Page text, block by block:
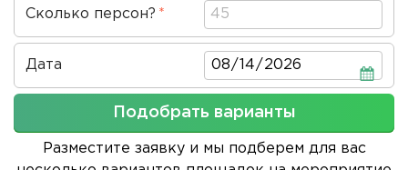
Сколько персон?
Дата Дата
Подобрать варианты
Разместите заявку и мы подберем для вас